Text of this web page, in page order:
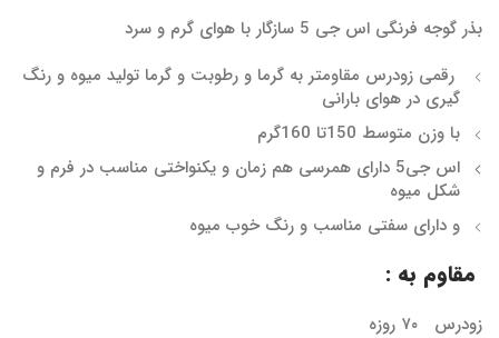
بذر گوجه فرنگی اس جی 5 سازگار با هوای گرم و سرد
رقمی زودرس مقاومتر به گرما و رطوبت و گرما تولید میوه و رنگ
گیری در هوای بارانی
با وزن متوسط 150تا 160گرم
اس جی5 دارای همرسی هم زمان و یکنواختی مناسب در فرم و
شکل میوه
و دارای سفتی مناسب و رنگ خوب میوه
مقاوم به :
زودرس ۷۰ روزه